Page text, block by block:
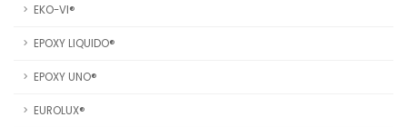
EKO-VI®
EPOXY LIQUIDO®
EPOXY UNO®
EUROLUX®